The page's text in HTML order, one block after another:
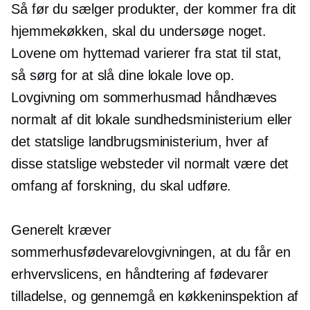
Så før du sælger produkter, der kommer fra dit
hjemmekøkken, skal du undersøge noget.
Lovene om hyttemad varierer fra stat til stat,
så sørg for at slå dine lokale love op.
Lovgivning om sommerhusmad håndhæves
normalt af dit lokale sundhedsministerium eller
det statslige landbrugsministerium, hver af
disse statslige websteder vil normalt være det
omfang af forskning, du skal udføre.
Generelt kræver
sommerhusfødevarelovgivningen, at du får en
erhvervslicens, en håndtering af fødevarer
tilladelse, og gennemgå en køkkeninspektion af